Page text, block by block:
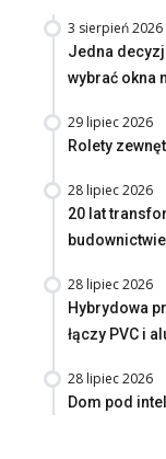
3 sierpień 2026
Jedna
wybrać okna
29 lipiec 2026
Rolety
28 lipiec 2026
20 lat
budownictwie
28 lipiec 2026
Hybrydowa
łączy PVC i
28 lipiec 2026
Dom pod